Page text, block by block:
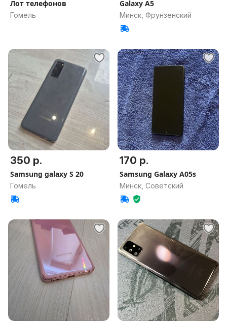
Лот телефонов
Гомель
Galaxy A5
Минск, Фрунзенский
350 р.
Samsung galaxy S 20
Гомель
170 р.
Samsung Galaxy A05s
Минск, Советский